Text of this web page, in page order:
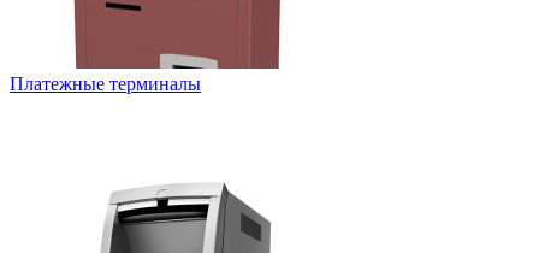
Платежные терминалы